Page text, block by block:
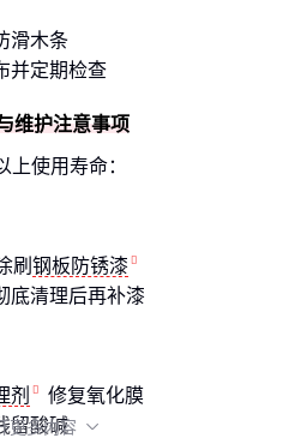
滑木条
并定期检查
维护注意事项
使用寿命：
刷 钢板防锈漆
底清理后再补漆
剂
修复氧化膜
留酸碱
更多内容 